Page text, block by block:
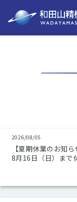
2026/08/05
【夏期休業のお知
8月16日（日）まで